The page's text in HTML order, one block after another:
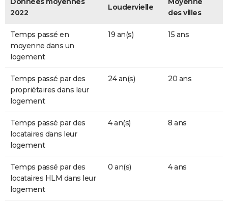
2022
Loudervielle
des villes
Temps passé en
moyenne dans un
logement
19 an(s) 15 ans
Temps passé par des
propriétaires dans leur
logement
24 an(s) 20 ans
Temps passé par des
locataires dans leur
logement
4 an(s) 8 ans
Temps passé par des
locataires HLM dans leur
logement
0 an(s) 4 ans